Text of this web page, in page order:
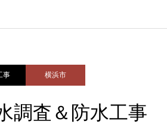
事 横浜市
査＆防水工事